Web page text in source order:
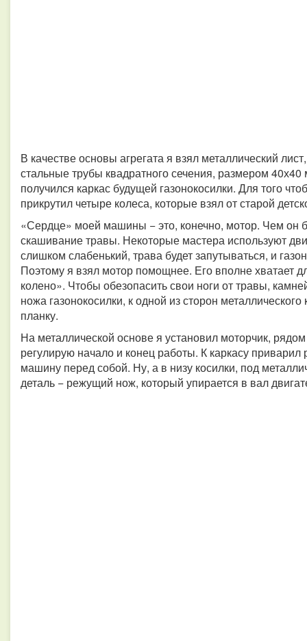
В качестве основы агрегата я взял металлический
стальные трубы квадратного сечения, размером
получился каркас будущей газонокосилки. Для того
прикрутил четыре колеса, которые взял от старой
«Сердце» моей машины − это, конечно, мотор. Чем он
скашивание травы. Некоторые мастера используют
слишком слабенький, трава будет запутываться, и
Поэтому я взял мотор помощнее. Его вполне хватает
колено». Чтобы обезопасить свои ноги от травы,
ножа газонокосилки, к одной из сторон
планку.
На металлической основе я установил моторчик,
регулирую начало и конец работы. К каркасу приварил
машину перед собой. Ну, а в низу косилки, под
деталь − режущий нож, который упирается в вал